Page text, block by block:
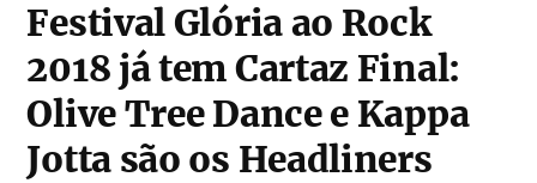
Festival Glória ao Rock
2018 já tem Cartaz Final:
Olive Tree Dance e Kappa
Jotta são os Headliners